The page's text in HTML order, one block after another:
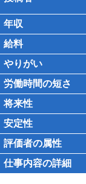
年収
給料
やりがい
労働時間の短さ
将来性
安定性
評価者の属性
仕事内容の詳細